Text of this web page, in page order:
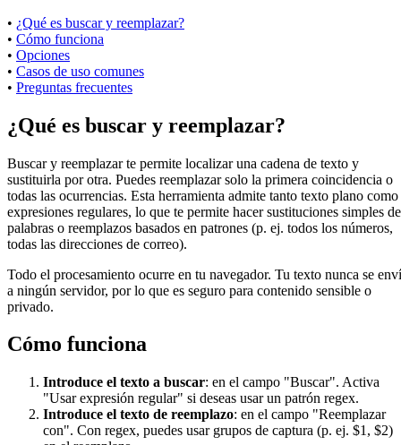
• ¿Qué es buscar y reemplazar?
• Cómo funciona
• Opciones
• Casos de uso comunes
• Preguntas frecuentes
¿Qué es buscar y reemplazar?
Buscar y reemplazar te permite localizar una cadena de texto y
sustituirla por otra. Puedes reemplazar solo la primera coincidencia o
todas las ocurrencias. Esta herramienta admite tanto texto plano como
expresiones regulares, lo que te permite hacer sustituciones simples de
palabras o reemplazos basados en patrones (p. ej. todos los números,
todas las direcciones de correo).
Todo el procesamiento ocurre en tu navegador. Tu texto nunca se
a ningún servidor, por lo que es seguro para contenido sensible o
privado.
Cómo funciona
Introduce el texto a buscar: en el campo "Buscar". Activa
"Usar expresión regular" si deseas usar un patrón regex.
Introduce el texto de reemplazo: en el campo "Reemplazar
con". Con regex, puedes usar grupos de captura (p. ej. $1, $2)